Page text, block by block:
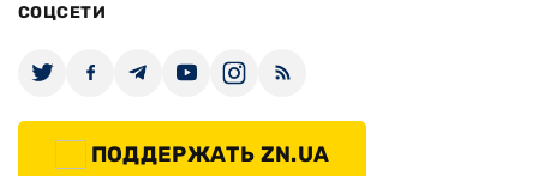
СОЦСЕТИ
ПОДДЕРЖАТЬ ZN.UA